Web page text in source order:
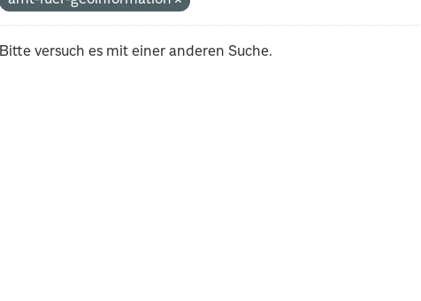
Bitte versuch es mit einer anderen Suche.